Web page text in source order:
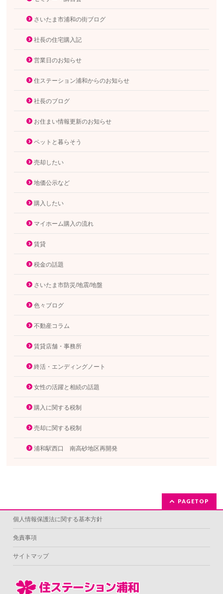
さいたま市浦和の街ブログ
社長の住宅購入記
営業日のお知らせ
住ステーション浦和からのお知らせ
社長のブログ
お住まい情報更新のお知らせ
ペットと暮らそう
売却したい
地価公示など
購入したい
マイホーム購入の流れ
賃貸
税金の話題
さいたま市防災/地震/地盤
色々ブログ
不動産コラム
賃貸店舗・事務所
終活・エンディングノート
女性の活躍と相続の話題
購入に関する税制
売却に関する税制
浦和駅西口 南高砂地区再開発
PAGETOP
個人情報保護法に関する基本方針
免責事項
サイトマップ